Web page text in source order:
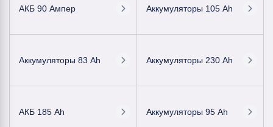
АКБ 90 Ампер Аккумуляторы 105 Ah
Аккумуляторы 83 Ah Аккумуляторы 230 Ah
АКБ 185 Ah Аккумуляторы 95 Ah